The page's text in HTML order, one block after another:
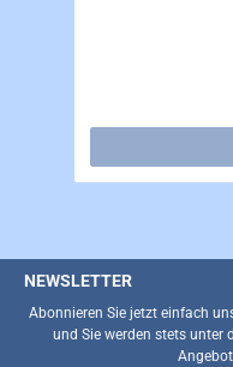
NEWSLETTER
Abonnieren Sie jetzt einfach
und Sie werden stets unter